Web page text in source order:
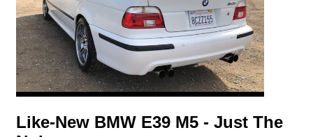
Like-New BMW E39 M5 - Just The